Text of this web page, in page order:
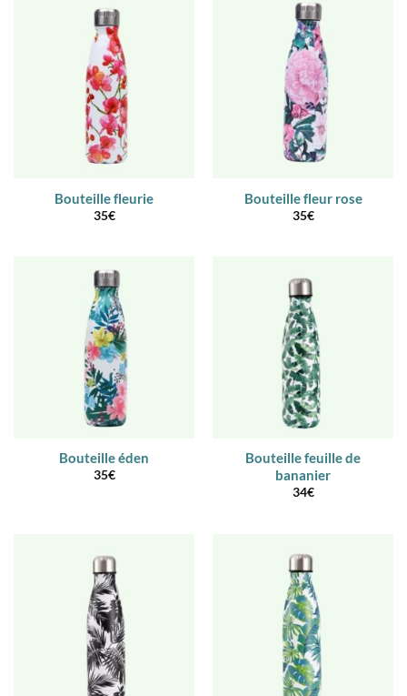
Bouteille fleurie
35€
Bouteille fleur rose
35€
Bouteille éden
35€
Bouteille feuille de
bananier
34€